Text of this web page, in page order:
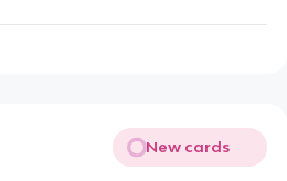
New cards